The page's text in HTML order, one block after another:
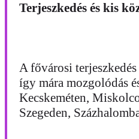
Terjeszkedés és kis
A fővárosi
így mára mozgolódás
Kecskeméten,
Szegeden,